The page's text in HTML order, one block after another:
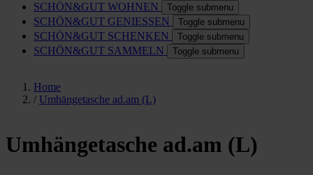
SCHÖN&GUT WOHNEN Toggle submenu
SCHÖN&GUT GENIESSEN Toggle submenu
SCHÖN&GUT SCHENKEN Toggle submenu
SCHÖN&GUT SAMMELN Toggle submenu
Home
/ Umhängetasche ad.am (L)
Umhängetasche ad.am (L)